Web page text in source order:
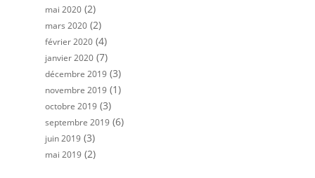
mai 2020 (2)
mars 2020 (2)
février 2020 (4)
janvier 2020 (7)
décembre 2019 (3)
novembre 2019 (1)
octobre 2019 (3)
septembre 2019 (6)
juin 2019 (3)
mai 2019 (2)